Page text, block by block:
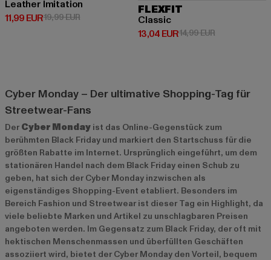
Leather Imitation
11,99 EUR
Derzeitiger Preis: 11,99 EUR
19,99 EURAktionspreis: 19,99 EUR
FLEXFIT
Classic
13,04 EUR
Derzeitiger Preis: 13,04 EUR
14,99 EURAktionspreis:
Cyber Monday – Der ultimative Shopping-Tag für
Streetwear-Fans
Der Cyber Monday ist das Online-Gegenstück zum
berühmten Black Friday und markiert den Startschuss für die
größten Rabatte im Internet. Ursprünglich eingeführt, um dem
stationären Handel nach dem Black Friday einen Schub zu
geben, hat sich der Cyber Monday inzwischen als
eigenständiges Shopping-Event etabliert. Besonders im
Bereich Fashion und Streetwear ist dieser Tag ein Highlight, da
viele beliebte Marken und Artikel zu unschlagbaren Preisen
angeboten werden. Im Gegensatz zum Black Friday, der oft mit
hektischen Menschenmassen und überfüllten Geschäften
assoziiert wird, bietet der Cyber Monday den Vorteil, bequem